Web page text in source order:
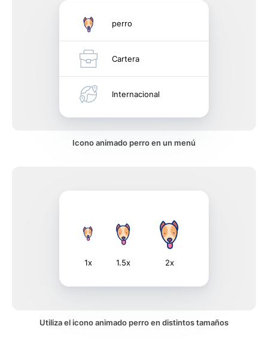
perro
Cartera
Internacional
Icono animado perro en un menú
1x 1.5x 2x
Utiliza el icono animado perro en distintos tamaños